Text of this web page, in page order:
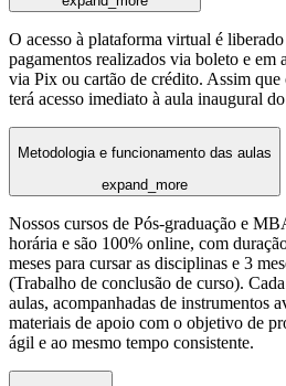
O acesso à plataforma virtual é
pagamentos realizados via boleto e em
via Pix ou cartão de crédito. Assim que
terá acesso imediato à aula inaugural
Metodologia e funcionamento das aulas
expand_more
Nossos cursos de Pós-graduação e
horária e são 100% online, com
meses para cursar as disciplinas e 3
(Trabalho de conclusão de curso).
aulas, acompanhadas de instrumentos
materiais de apoio com o objetivo de
ágil e ao mesmo tempo consistente.